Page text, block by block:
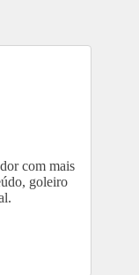
com mais
goleiro